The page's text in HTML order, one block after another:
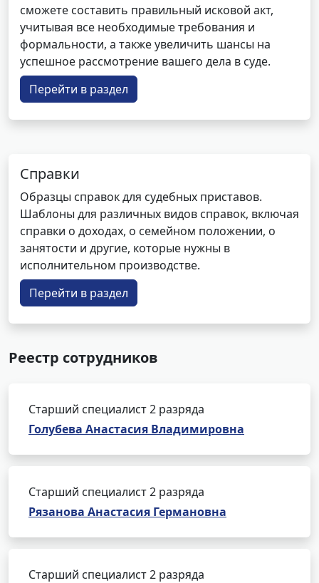
сможете составить правильный исковой акт,
учитывая все необходимые требования и
формальности, а также увеличить шансы на
успешное рассмотрение вашего дела в суде.
Перейти в раздел
Справки
Образцы справок для судебных приставов.
Шаблоны для различных видов справок, включая
справки о доходах, о семейном положении, о
занятости и другие, которые нужны в
исполнительном производстве.
Перейти в раздел
Реестр сотрудников
Старший специалист 2 разряда
Голубева Анастасия Владимировна
Старший специалист 2 разряда
Рязанова Анастасия Германовна
Старший специалист 2 разряда